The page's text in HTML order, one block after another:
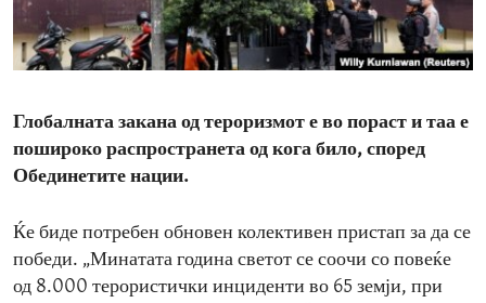
ENVIRONMENT AND HEALTH
IDEALS AND INSTITUTIONS
Глобалната закана од тероризмот е во пораст и таа е
пошироко распространета од кога било, според
Обединетите нации.
Ќе биде потребен обновен колективен пристап за да се
победи. „Минатата година светот се соочи со повеќе
од 8.000 терористички инциденти во 65 земји, при